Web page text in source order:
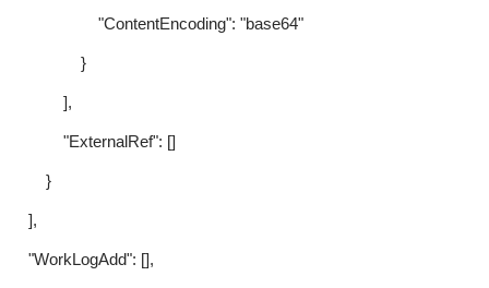
"ContentEncoding": "base64"
}
],
"ExternalRef": []
}
],
"WorkLogAdd": [],